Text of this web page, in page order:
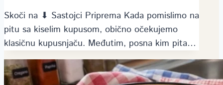
Skoči na ⬇ Sastojci Priprema Kada pomislimo na
pitu sa kiselim kupusom, obično očekujemo
klasičnu kupusnjaču. Međutim, posna kim pita…